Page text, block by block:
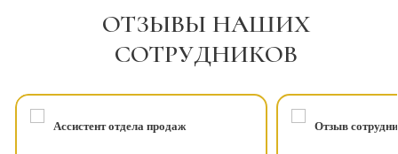
ОТЗЫВЫ НАШИХ
СОТРУДНИКОВ
Ассистент отдела продаж Отзыв